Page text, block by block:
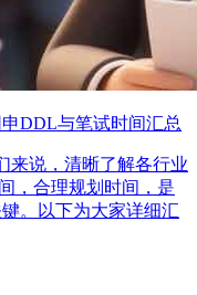
DDL与笔试时间汇总
来说，清晰了解各行业
，合理规划时间，是
。以下为大家详细汇